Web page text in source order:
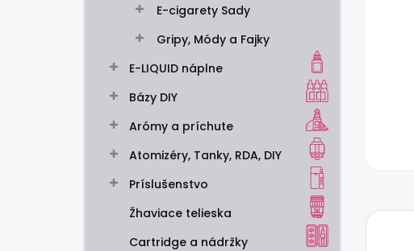
E-cigarety Sady
Gripy, Módy a Fajky
E-LIQUID náplne
Bázy DIY
Arómy a príchute
Atomizéry, Tanky, RDA, DIY
Príslušenstvo
Žhaviace telieska
Cartridge a nádržky